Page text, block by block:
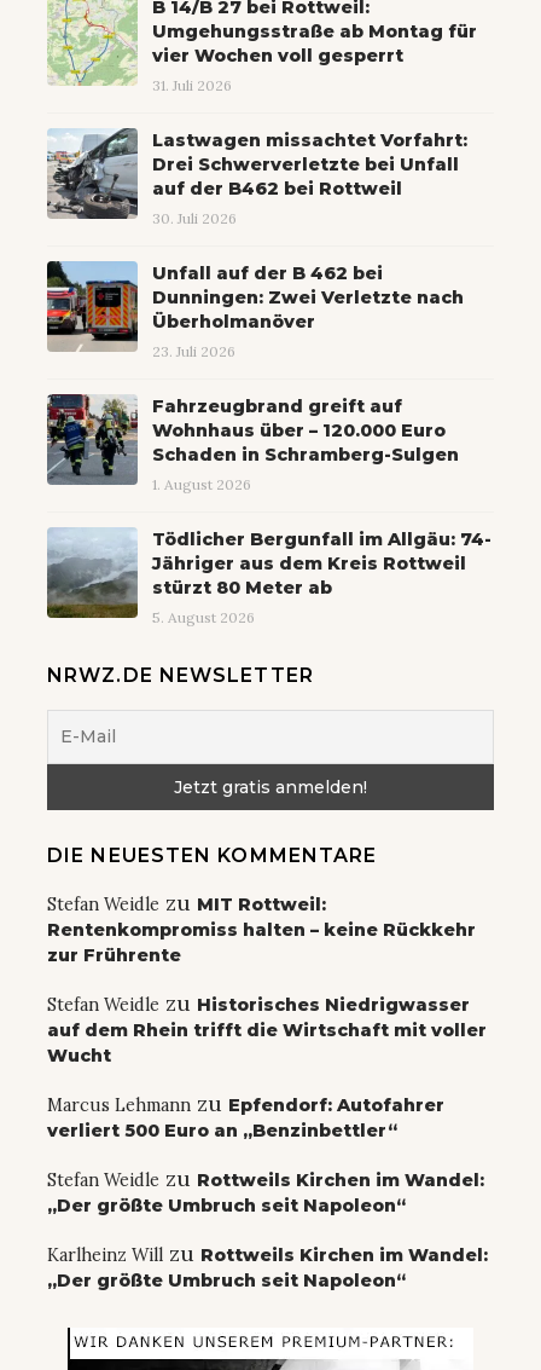
B 14/B 27 bei Rottweil:
Umgehungsstraße ab Montag für
vier Wochen voll gesperrt
31. Juli 2026
Lastwagen missachtet Vorfahrt:
Drei Schwerverletzte bei Unfall
auf der B462 bei Rottweil
30. Juli 2026
Unfall auf der B 462 bei
Dunningen: Zwei Verletzte nach
Überholmanöver
23. Juli 2026
Fahrzeugbrand greift auf
Wohnhaus über – 120.000 Euro
Schaden in Schramberg-Sulgen
1. August 2026
Tödlicher Bergunfall im Allgäu: 74-
Jähriger aus dem Kreis Rottweil
stürzt 80 Meter ab
5. August 2026
NRWZ.DE NEWSLETTER
DIE NEUESTEN KOMMENTARE
Stefan Weidle zu MIT Rottweil:
Rentenkompromiss halten – keine Rückkehr
zur Frührente
Stefan Weidle zu Historisches Niedrigwasser
auf dem Rhein trifft die Wirtschaft mit voller
Wucht
Marcus Lehmann zu Epfendorf: Autofahrer
verliert 500 Euro an „Benzinbettler“
Stefan Weidle zu Rottweils Kirchen im Wandel:
„Der größte Umbruch seit Napoleon“
Karlheinz Will zu Rottweils Kirchen im Wandel:
„Der größte Umbruch seit Napoleon“